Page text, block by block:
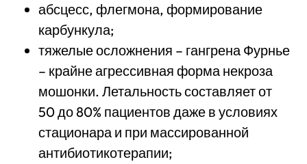
абсцесс, флегмона, формирование
карбункула;
тяжелые осложнения – гангрена Фурнье
– крайне агрессивная форма некроза
мошонки. Летальность составляет от
50 до 80% пациентов даже в условиях
стационара и при массированной
антибиотикотерапии;